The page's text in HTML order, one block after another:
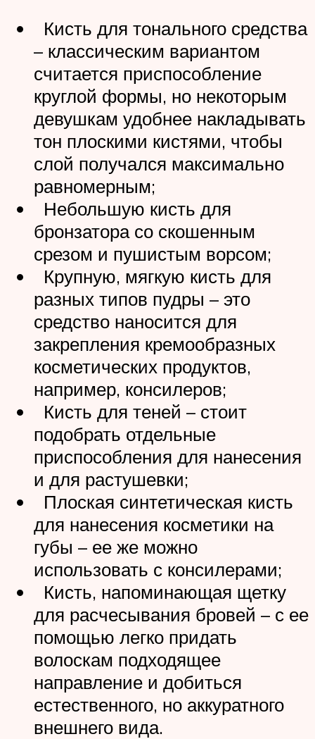
Кисть для тонального средства
– классическим вариантом
считается приспособление
круглой формы, но некоторым
девушкам удобнее накладывать
тон плоскими кистями, чтобы
слой получался максимально
равномерным;
Небольшую кисть для
бронзатора со скошенным
срезом и пушистым ворсом;
Крупную, мягкую кисть для
разных типов пудры – это
средство наносится для
закрепления кремообразных
косметических продуктов,
например, консилеров;
Кисть для теней – стоит
подобрать отдельные
приспособления для нанесения
и для растушевки;
Плоская синтетическая кисть
для нанесения косметики на
губы – ее же можно
использовать с консилерами;
Кисть, напоминающая щетку
для расчесывания бровей – с ее
помощью легко придать
волоскам подходящее
направление и добиться
естественного, но аккуратного
внешнего вида.